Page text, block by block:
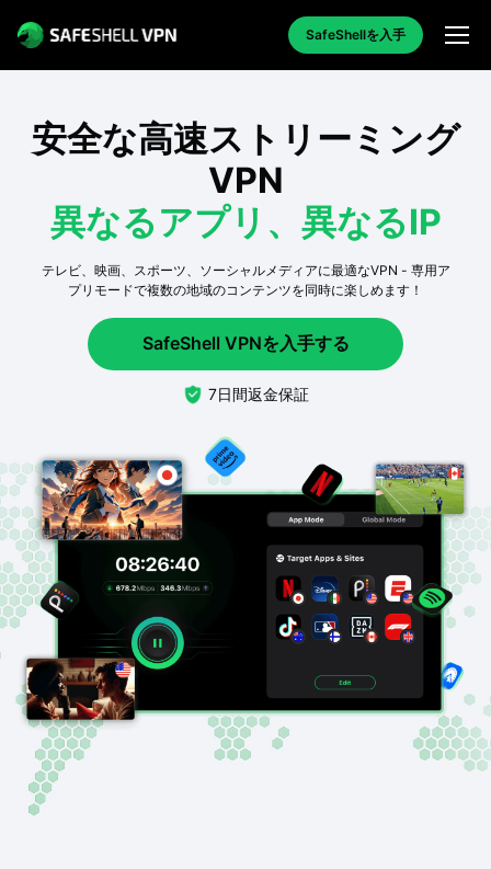
SafeShellを入手
安全な高速ストリーミング
VPN
異なるアプリ、異なるIP
テレビ、映画、スポーツ、ソーシャルメディアに最適なVPN - 専用ア
プリモードで複数の地域のコンテンツを同時に楽しめます！
SafeShell VPNを入手する
7日間返金保証